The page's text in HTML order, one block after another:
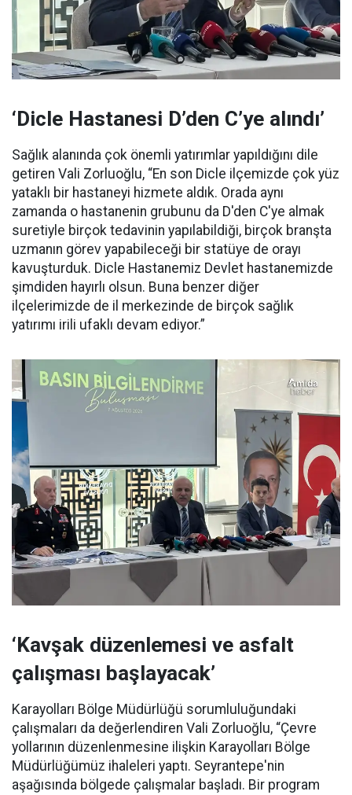
‘Dicle Hastanesi D’den C’ye alındı’
Sağlık alanında çok önemli yatırımlar yapıldığını dile
getiren Vali Zorluoğlu, “En son Dicle ilçemizde çok yüz
yataklı bir hastaneyi hizmete aldık. Orada aynı
zamanda o hastanenin grubunu da D'den C'ye almak
suretiyle birçok tedavinin yapılabildiği, birçok branşta
uzmanın görev yapabileceği bir statüye de orayı
kavuşturduk. Dicle Hastanemiz Devlet hastanemizde
şimdiden hayırlı olsun. Buna benzer diğer
ilçelerimizde de il merkezinde de birçok sağlık
yatırımı irili ufaklı devam ediyor.”
‘Kavşak düzenlemesi ve asfalt
çalışması başlayacak’
Karayolları Bölge Müdürlüğü sorumluluğundaki
çalışmaları da değerlendiren Vali Zorluoğlu, “Çevre
yollarının düzenlenmesine ilişkin Karayolları Bölge
Müdürlüğümüz ihaleleri yaptı. Seyrantepe'nin
aşağısında bölgede çalışmalar başladı. Bir program